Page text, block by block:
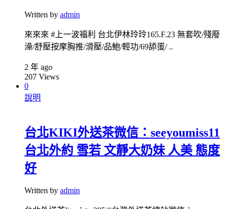
Written by admin
來來來 #上一波福利 台北伊林玲玲165.F.23 無套吹/殘廢
澡/舒壓按摩胸推/滑壓/品鮑/輕功/69舔蛋/ ..
2 年 ago
207 Views
0
說明
台北KIKI外送茶微信：seeyoumiss11
台北外約 雪若 文靜大奶妹 人美 態度
好
Written by admin